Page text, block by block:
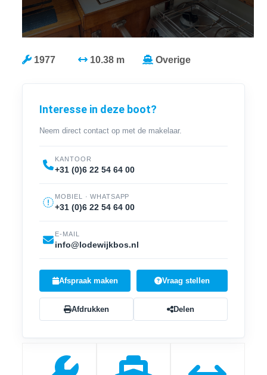
1977 10.38 m Overige
Interesse in deze boot?
Neem direct contact op met de makelaar.
KANTOOR
+31 (0)6 22 54 64 00
MOBIEL · WHATSAPP
+31 (0)6 22 54 64 00
E-MAIL
info@lodewijkbos.nl
Afspraak maken Vraag stellen
Afdrukken Delen